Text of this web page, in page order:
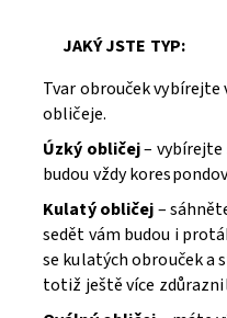
JAKÝ JSTE TYP:
Tvar obrouček vybírejte
obličeje.
Úzký obličej– vybírejte
budou vždy
Kulatý obličej–
sedět vám budou i
se kulatých obrouček a
totiž ještě více